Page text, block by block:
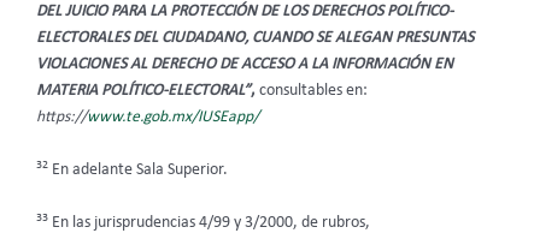
DEL JUICIO PARA LA PROTECCIÓN DE LOS DERECHOS POLÍTICO-
ELECTORALES DEL CIUDADANO, CUANDO SE ALEGAN PRESUNTAS
VIOLACIONES AL DERECHO DE ACCESO A LA INFORMACIÓN EN
MATERIA POLÍTICO-ELECTORAL”, consultables en:
https://www.te.gob.mx/IUSEapp/
32 En adelante Sala Superior.
33 En las jurisprudencias 4/99 y 3/2000, de rubros,